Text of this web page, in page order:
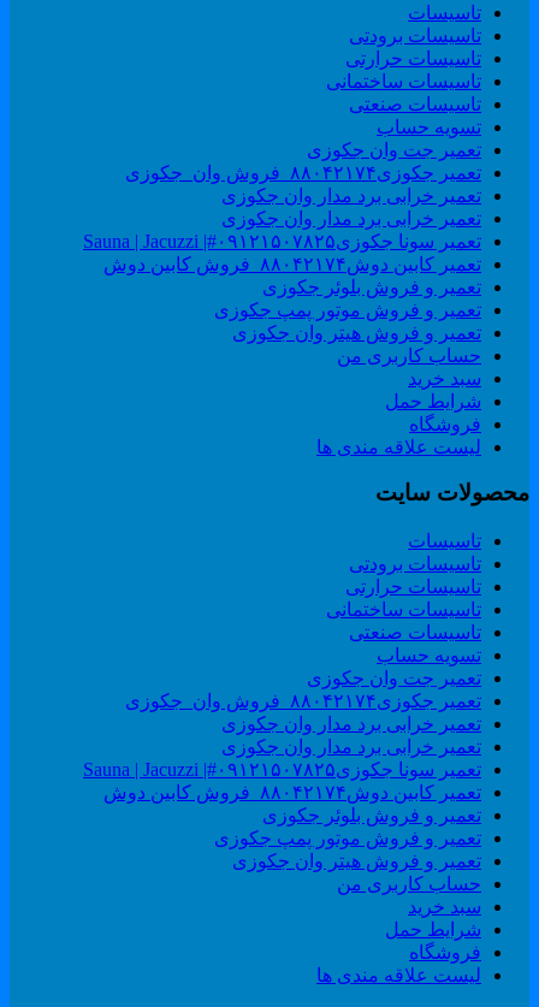
تاسیسات
تاسیسات برودتی
تاسیسات حرارتی
تاسیسات ساختمانی
تاسیسات صنعتی
تسویه حساب
تعمیر جت وان جکوزی
تعمیر جکوزی۸۸۰۴۲۱۷۴_فروش وان_جکوزی
تعمیر خرابی برد مدار وان جکوزی
تعمیر خرابی برد مدار وان جکوزی
تعمیر سونا جکوزی۰۹۱۲۱۵۰۷۸۲۵#| Sauna | Jacuzzi
تعمیر کابین دوش۸۸۰۴۲۱۷۴_فروش کابین دوش
تعمیر و فروش بلوئر جکوزی
تعمیر و فروش موتور پمپ جکوزی
تعمیر و فروش هیتر وان جکوزی
حساب کاربری من
سبد خرید
شرایط حمل
فروشگاه
لیست علاقه مندی ها
سایت
تاسیسات
تاسیسات برودتی
تاسیسات حرارتی
تاسیسات ساختمانی
تاسیسات صنعتی
تسویه حساب
تعمیر جت وان جکوزی
تعمیر جکوزی۸۸۰۴۲۱۷۴_فروش وان_جکوزی
تعمیر خرابی برد مدار وان جکوزی
تعمیر خرابی برد مدار وان جکوزی
تعمیر سونا جکوزی۰۹۱۲۱۵۰۷۸۲۵#| Sauna | Jacuzzi
تعمیر کابین دوش۸۸۰۴۲۱۷۴_فروش کابین دوش
تعمیر و فروش بلوئر جکوزی
تعمیر و فروش موتور پمپ جکوزی
تعمیر و فروش هیتر وان جکوزی
حساب کاربری من
سبد خرید
شرایط حمل
فروشگاه
لیست علاقه مندی ها